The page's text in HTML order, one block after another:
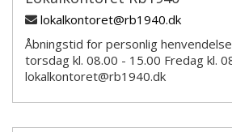
lokalkontoret@rb1940.dk
Åbningstid for personlig
torsdag kl. 08.00 - 15.00 Fredag kl.
lokalkontoret@rb1940.dk